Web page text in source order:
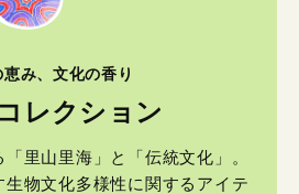
恵み、文化の香り
レクション
里山里海」と「伝統文化」。
生物文化多様性に関するアイテ